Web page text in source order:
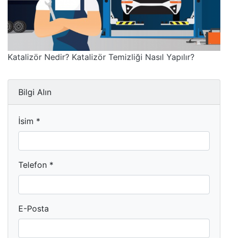
Katalizör Nedir? Katalizör Temizliği Nasıl Yapılır?
Bilgi Alın
İsim *
Telefon *
E-Posta